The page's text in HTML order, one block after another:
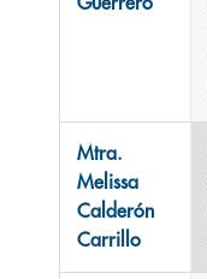
Mtra.
Melissa
Calderón
Carrillo